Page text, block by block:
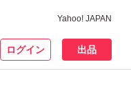
Yahoo! JAPAN
ログイン 出品